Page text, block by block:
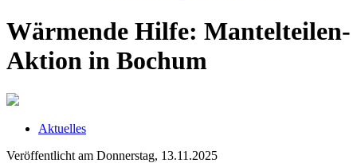
Wärmende Hilfe: Mantelteilen-
Aktion in Bochum
Aktuelles
Veröffentlicht am Donnerstag, 13.11.2025